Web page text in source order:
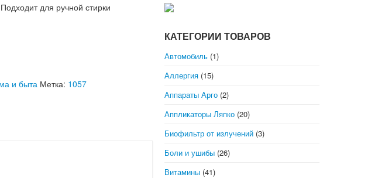
для ручной стирки
и быта Метка: 1057
КАТЕГОРИИ ТОВАРОВ
Автомобиль (1)
Аллергия (15)
Аппараты Арго (2)
Аппликаторы Ляпко (20)
Биофильтр от излучений (3)
Боли и ушибы (26)
Витамины (41)